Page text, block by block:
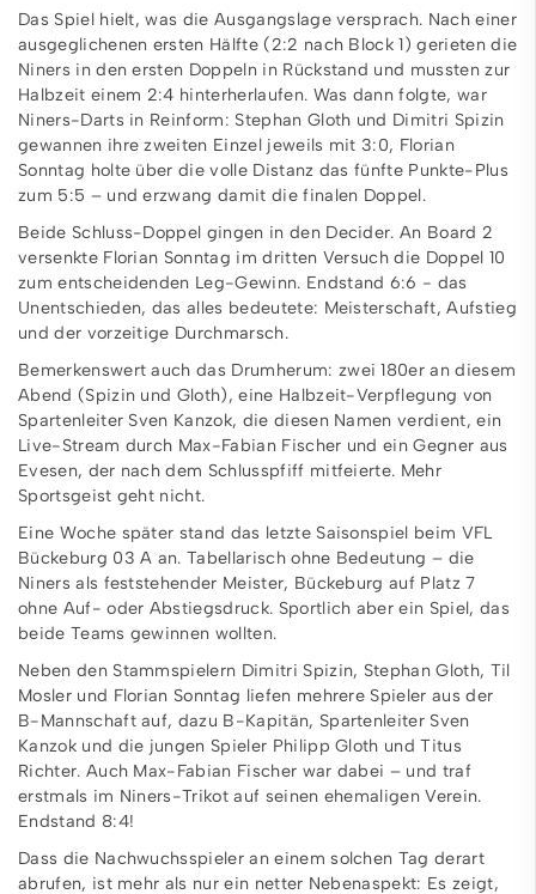
Das Spiel hielt, was die Ausgangslage versprach. Nach einer
ausgeglichenen ersten Hälfte (2:2 nach Block 1) gerieten die
Niners in den ersten Doppeln in Rückstand und mussten zur
Halbzeit einem 2:4 hinterherlaufen. Was dann folgte, war
Niners-Darts in Reinform: Stephan Gloth und Dimitri Spizin
gewannen ihre zweiten Einzel jeweils mit 3:0, Florian
Sonntag holte über die volle Distanz das fünfte Punkte-Plus
zum 5:5 – und erzwang damit die finalen Doppel.
Beide Schluss-Doppel gingen in den Decider. An Board 2
versenkte Florian Sonntag im dritten Versuch die Doppel 10
zum entscheidenden Leg-Gewinn. Endstand 6:6 - das
Unentschieden, das alles bedeutete: Meisterschaft, Aufstieg
und der vorzeitige Durchmarsch.
Bemerkenswert auch das Drumherum: zwei 180er an diesem
Abend (Spizin und Gloth), eine Halbzeit-Verpflegung von
Spartenleiter Sven Kanzok, die diesen Namen verdient, ein
Live-Stream durch Max-Fabian Fischer und ein Gegner aus
Evesen, der nach dem Schlusspfiff mitfeierte. Mehr
Sportsgeist geht nicht.
Eine Woche später stand das letzte Saisonspiel beim VFL
Bückeburg 03 A an. Tabellarisch ohne Bedeutung – die
Niners als feststehender Meister, Bückeburg auf Platz 7
ohne Auf- oder Abstiegsdruck. Sportlich aber ein Spiel, das
beide Teams gewinnen wollten.
Neben den Stammspielern Dimitri Spizin, Stephan Gloth, Til
Mosler und Florian Sonntag liefen mehrere Spieler aus der
B-Mannschaft auf, dazu B-Kapitän, Spartenleiter Sven
Kanzok und die jungen Spieler Philipp Gloth und Titus
Richter. Auch Max-Fabian Fischer war dabei – und traf
erstmals im Niners-Trikot auf seinen ehemaligen Verein.
Endstand 8:4!
Dass die Nachwuchsspieler an einem solchen Tag derart
abrufen, ist mehr als nur ein netter Nebenaspekt: Es zeigt,